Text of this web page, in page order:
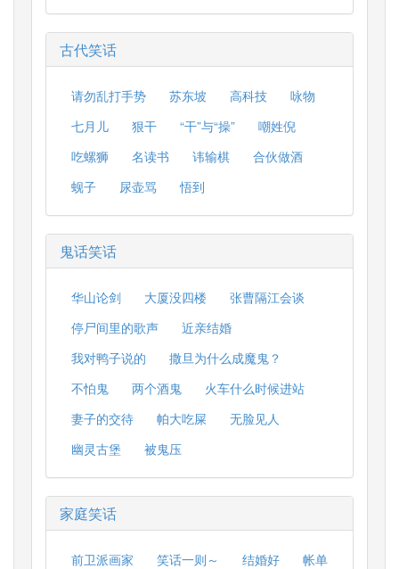
古代笑话
请勿乱打手势 苏东坡 高科技
咏物
七月儿
狠干 “干”与“操”
嘲姓倪
吃螺狮
名读书 讳输棋
合伙做酒
蚬子
尿壶骂 悟到
鬼话笑话
华山论剑 大厦没四楼
张曹隔江会谈
停尸间里的歌声
近亲结婚
我对鸭子说的
撒旦为什么成魔鬼？
不怕鬼
两个酒鬼
火车什么时候进站
妻子的交待
帕大吃屎
无脸见人
幽灵古堡
被鬼压
家庭笑话
前卫派画家 笑话一则～ 结婚好
帐单